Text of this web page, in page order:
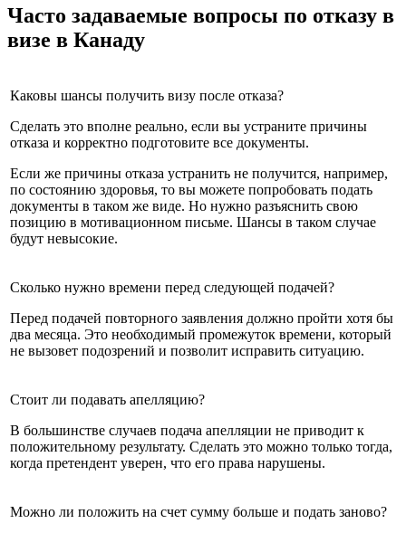
Часто задаваемые вопросы по отказу в
визе в Канаду
Каковы шансы получить визу после отказа?
Сделать это вполне реально, если вы устраните причины
отказа и корректно подготовите все документы.
Если же причины отказа устранить не получится, например,
по состоянию здоровья, то вы можете попробовать подать
документы в таком же виде. Но нужно разъяснить свою
позицию в мотивационном письме. Шансы в таком случае
будут невысокие.
Сколько нужно времени перед следующей подачей?
Перед подачей повторного заявления должно пройти хотя бы
два месяца. Это необходимый промежуток времени, который
не вызовет подозрений и позволит исправить ситуацию.
Стоит ли подавать апелляцию?
В большинстве случаев подача апелляции не приводит к
положительному результату. Сделать это можно только тогда,
когда претендент уверен, что его права нарушены.
Можно ли положить на счет сумму больше и подать заново?